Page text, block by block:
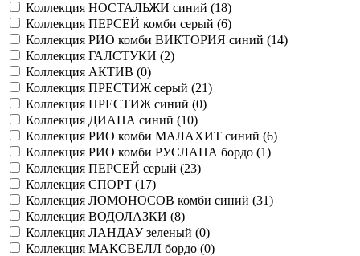
Коллекция НОСТАЛЬЖИ синий (18)
Коллекция ПЕРСЕЙ комби серый (6)
Коллекция РИО комби ВИКТОРИЯ синий (14)
Коллекция ГАЛСТУКИ (2)
Коллекция АКТИВ (0)
Коллекция ПРЕСТИЖ серый (21)
Коллекция ПРЕСТИЖ синий (0)
Коллекция ДИАНА синий (10)
Коллекция РИО комби МАЛАХИТ синий (6)
Коллекция РИО комби РУСЛАНА бордо (1)
Коллекция ПЕРСЕЙ серый (23)
Коллекция СПОРТ (17)
Коллекция ЛОМОНОСОВ комби синий (31)
Коллекция ВОДОЛАЗКИ (8)
Коллекция ЛАНДАУ зеленый (0)
Коллекция МАКСВЕЛЛ бордо (0)